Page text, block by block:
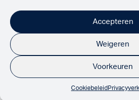
Accepteren
Weigeren
Voorkeuren
Cookiebeleid
De Zonspecialist 2026 Privacyverklaring
Inkoppers